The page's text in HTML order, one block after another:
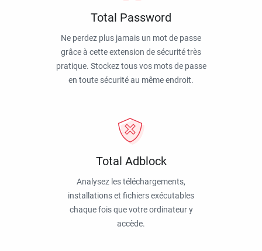
Total Password
Ne perdez plus jamais un mot de passe
grâce à cette extension de sécurité très
pratique. Stockez tous vos mots de passe
en toute sécurité au même endroit.
Total Adblock
Analysez les téléchargements,
installations et fichiers exécutables
chaque fois que votre ordinateur y
accède.